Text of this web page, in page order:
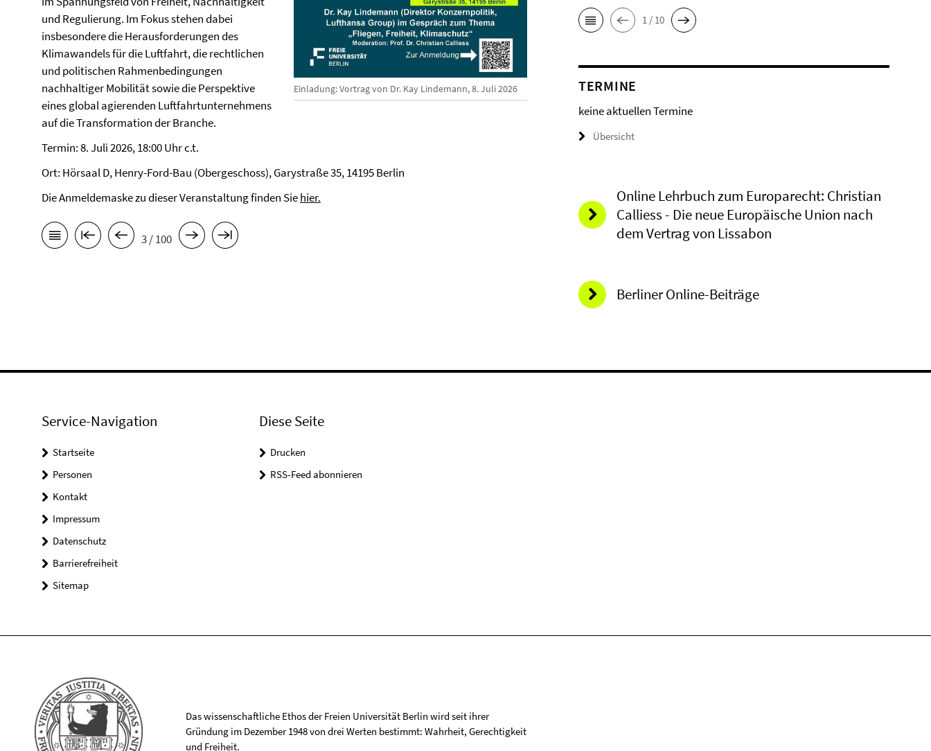
Einladung: Vortrag von Dr. Kay Lindemann, 8. Juli 2026
und Regulierung. Im Fokus stehen dabei
insbesondere die Herausforderungen des
Klimawandels für die Luftfahrt, die rechtlichen
und politischen Rahmenbedingungen
nachhaltiger Mobilität sowie die Perspektive
eines global agierenden Luftfahrtunternehmens
auf die Transformation der Branche.
Termin: 8. Juli 2026, 18:00 Uhr c.t.
Ort: Hörsaal D, Henry-Ford-Bau (Obergeschoss), Garystraße 35, 14195 Berlin
Die Anmeldemaske zu dieser Veranstaltung finden Siehier.
3 / 100
1 / 10
TERMINE
keine aktuellen Termine
Übersicht
Online Lehrbuch zum Europarecht: Christian
Calliess - Die neue Europäische Union nach
dem Vertrag von Lissabon
Berliner Online-Beiträge
Service-Navigation
Startseite
Personen
Kontakt
Impressum
Datenschutz
Barrierefreiheit
Sitemap
Diese Seite
Drucken
RSS-Feed abonnieren
Das wissenschaftliche Ethos der Freien Universität Berlin wird seit ihrer
Gründung im Dezember 1948 von drei Werten bestimmt: Wahrheit, Gerechtigkeit
und Freiheit.